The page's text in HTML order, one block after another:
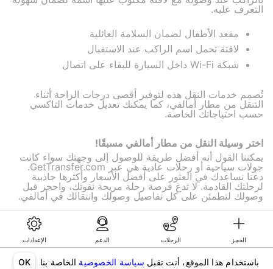
الحجز الرحلات الدعم الإعدادات
باستخدام هذا الموقع، أنت تقبل سياسة الخصوصية الخاصة بنا OK
التعرف عليه.
مقعد الأطفال لضمان السلامة العائلية
لافتة تحمل اسم الراكب عند الاستقبال
شبكة Wi-Fi داخل السيارة للبقاء على اتصال
تُصمم خدمات النقل هذه لتوفير أقصى درجات الراحة أثناء
التنقل من مطار أمالفي، كما يمكنك تعديل خدمات التاكسي
حسب احتياجاتك الخاصة.
اختر وسيلة النقل من مطار أمالفي مسبقًا!
يمكننا القول أنه أفضل طريقة للوصول إلى وجهتك سواء كانت
جولات سياحية أو رحلات عادية هي عبر GetTransfer.com.
دعنا نساعدك في العثور على أفضل الأسعار وأكثرها جاذبية
لرحلتك القادمة. لا تدع فرصة رحلة مريحة تفوتك، واحجز قبل
وصولك لتطمئن على كل تفاصيل وصولك وانتقالك في أمالفي.